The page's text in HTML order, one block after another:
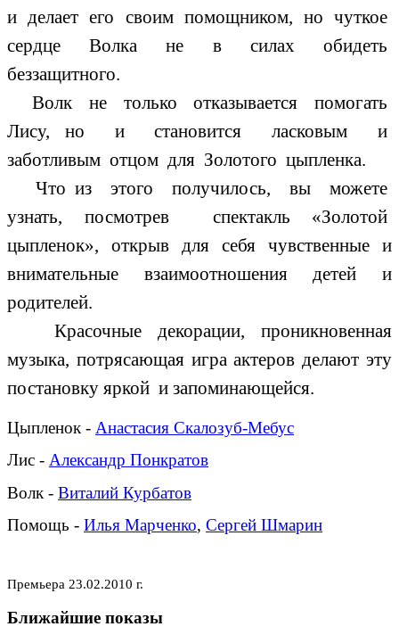
и делает его своим помощником, но чуткое
сердце Волка не в силах обидеть
беззащитного.
Волк не только отказывается помогать
Лису, но и становится ласковым и
заботливым отцом для Золотого цыпленка.
Что из этого получилось, вы можете
узнать, посмотрев спектакль «Золотой
цыпленок», открыв для себя чувственные и
внимательные взаимоотношения детей и
родителей.
Красочные декорации, проникновенная
музыка, потрясающая игра актеров делают эту
постановку яркой и запоминающейся.
Цыпленок - Анастасия Скалозуб-Мебус
Лис - Александр Понкратов
Волк - Виталий Курбатов
Помощь - Илья Марченко, Сергей Шмарин
Премьера 23.02.2010 г.
Ближайшие показы